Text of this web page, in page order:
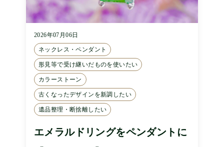
2026年07月06日
ネックレス・ペンダント
形見等で受け継いだものを使いたい
カラーストーン
古くなったデザインを新調したい
遺品整理・断捨離したい
エメラルドリングをペンダントに